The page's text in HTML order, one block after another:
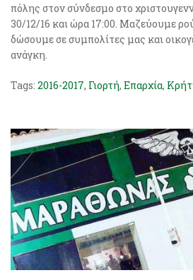
πόλης στον σύνδεσμο στο
30/12/16 και ώρα 17:00. Μαζεύουμε
δώσουμε σε συμπολίτες μας και
ανάγκη.
Tags: 2016-2017, Γιορτή, Επαρχία,